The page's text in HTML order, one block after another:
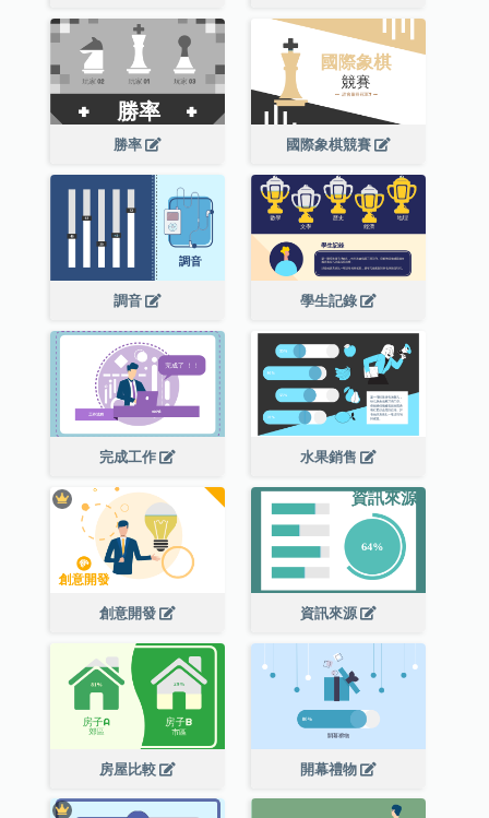
勝率 國際象棋競賽
調音 學生記錄
完成工作 水果銷售
創意開發 資訊來源
房屋比較 開幕禮物